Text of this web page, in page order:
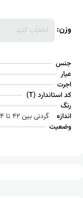
وزن: انتخاب کنید
جنس
اجرت
کد استاندارد (T)
اندازه
گردنی بین 42 تا 44 سانتیمتر سایز دستبند بین 18 تا 20 سانتیمتر می باشد
وضعیت